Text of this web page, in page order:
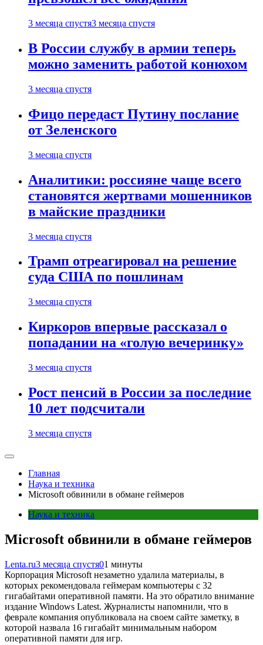
3 месяца спустя3 месяца спустя
В России службу в армии теперь
можно заменить работой конюхом
3 месяца спустя
Фицо передаст Путину послание
от Зеленского
3 месяца спустя
Аналитики: россияне чаще всего
становятся жертвами мошенников
в майские праздники
3 месяца спустя
Трамп отреагировал на решение
суда США по пошлинам
3 месяца спустя
Киркоров впервые рассказал о
попадании на «голую вечеринку»
3 месяца спустя
Рост пенсий в России за последние
10 лет подсчитали
3 месяца спустя
Главная
Наука и техника
Microsoft обвинили в обмане геймеров
Наука и техника
Microsoft обвинили в обмане геймеров
Lenta.ru3 месяца спустя01 минуты
Корпорация Microsoft незаметно удалила материалы, в
которых рекомендовала геймерам компьютеры с 32
гигабайтами оперативной памяти. На это обратило внимание
издание Windows Latest. Журналисты напомнили, что в
феврале компания опубликовала на своем сайте заметку, в
которой назвала 16 гигабайт минимальным набором
оперативной памяти для игр.